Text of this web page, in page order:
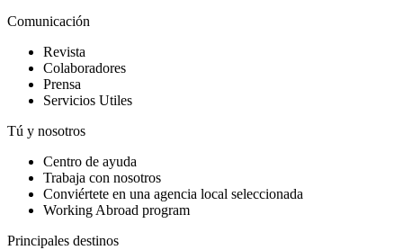
Comunicación
Revista
Colaboradores
Prensa
Servicios Utiles
Tú y nosotros
Centro de ayuda
Trabaja con nosotros
Conviértete en una agencia local seleccionada
Working Abroad program
Principales destinos